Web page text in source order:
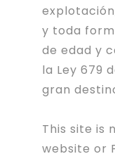
y toda
de edad y
la Ley 679
gran
This site is
website or